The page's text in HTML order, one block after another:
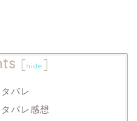
[hide ]
バレ
バレ感想